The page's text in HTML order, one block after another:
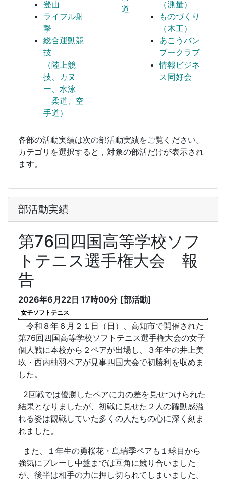
登山
ライフル射
撃
総合運動競
技
（陸上競
技、カヌ
ー、水泳
柔道、空
手道）
道
（測量）
ものづくり
（木工）
あこうバン
ブークラブ
情報ビジネ
ス同好会
各部の活動実績は次の部活動実績をご覧ください。
カテゴリを選択すると，対象の部活だけが表示され
ます。
部活動実績
第76回四国高等学校ソフ
トテニス選手権大会 報
告
2026年6月22日 17時00分 [部活動]
女子ソフトテニス
令和８年６月２１日（日）、高知市で開催された
第76回四国高等学校ソフトテニス選手権大会の女子
個人戦に本校から２ペアが出場し、３年生の井上美
玖・西内柚羽ペアが見事四国大会で初勝利を収めま
した。
2回戦では優勝したペアに力の差を見せつけられた
結果となりましたが、初戦に見せた２人の躍動感溢
れる姿は観戦していた多くの人たちの心に深く刻ま
れました。
また、１年生の勇桜花・島瑞季ペアも１球目から
強気にプレーし中盤までは互角に競り合いました
が、後半は相手の力に押し切られてしまいました。